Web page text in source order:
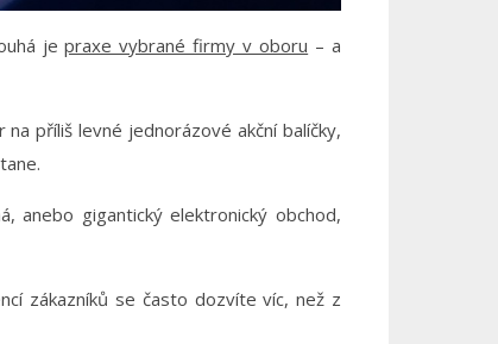
jepraxe vybrané firmy v oboru – a
příliš levné jednorázové akční balíčky,
anebo gigantický elektronický obchod,
zákazníků se často dozvíte víc, než z